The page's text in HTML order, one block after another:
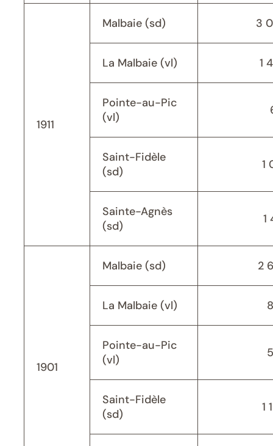
1911
Malbaie (sd) 3
La Malbaie (vl) 1
Pointe-au-Pic
(vl)
Saint-Fidèle
(sd)
1
Sainte-Agnès
(sd)
1
1901
Malbaie (sd) 2
La Malbaie (vl)
Pointe-au-Pic
(vl)
Saint-Fidèle
(sd)
1